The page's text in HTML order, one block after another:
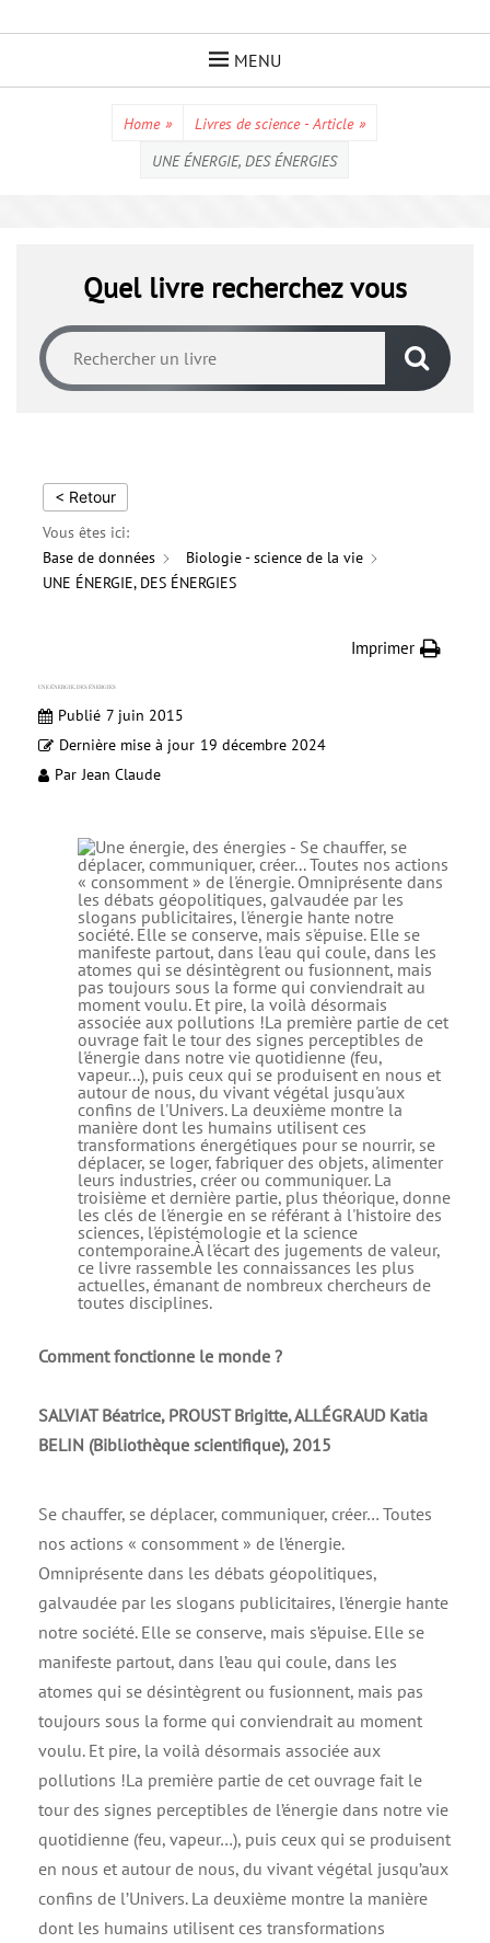
MENU
Home » Livres de science - Article »
UNE ÉNERGIE, DES ÉNERGIES
Quel livre recherchez vous
< Retour
Vous êtes ici:
Base de données
Biologie - science de la vie
UNE ÉNERGIE, DES ÉNERGIES
Imprimer
UNE ÉNERGIE, DES ÉNERGIES
Publié 7 juin 2015
Dernière mise à jour 19 décembre 2024
Par Jean Claude
Comment fonctionne le monde ?
SALVIAT Béatrice, PROUST Brigitte, ALLÉGRAUD Katia
BELIN (Bibliothèque scientifique), 2015
Se chauffer, se déplacer, communiquer, créer… Toutes
nos actions « consomment » de l’énergie.
Omniprésente dans les débats géopolitiques,
galvaudée par les slogans publicitaires, l’énergie hante
notre société. Elle se conserve, mais s’épuise. Elle se
manifeste partout, dans l’eau qui coule, dans les
atomes qui se désintègrent ou fusionnent, mais pas
toujours sous la forme qui conviendrait au moment
voulu. Et pire, la voilà désormais associée aux
pollutions !La première partie de cet ouvrage fait le
tour des signes perceptibles de l’énergie dans notre vie
quotidienne (feu, vapeur…), puis ceux qui se produisent
en nous et autour de nous, du vivant végétal jusqu’aux
confins de l’Univers. La deuxième montre la manière
dont les humains utilisent ces transformations